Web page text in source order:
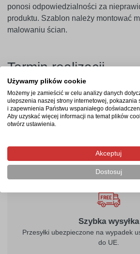
ponosi odpowiedzialności za
produktu. Szablon należy montować
malowaniu ścian.
Termin realizacji
Produkcja rozpocznie się po
potrwa od 2-4 dni roboczych.
kurierska zostanie wysłana na
doręczenie zajmie maksymalnie 2 dni
Szybka wysyłka
Przesyłki ubezpieczone na wypadek
do UE.
Używamy plików cookie
Możemy je zamieścić w celu analizy danych
ulepszenia naszej strony internetowej, pokazania
i zapewnienia Państwu wspaniałego
Aby uzyskać więcej informacji na temat plików
otwórz ustawienia.
Akceptuj
Dostosuj